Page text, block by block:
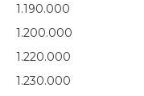
1.190.000
1.200.000
1.220.000
1.230.000